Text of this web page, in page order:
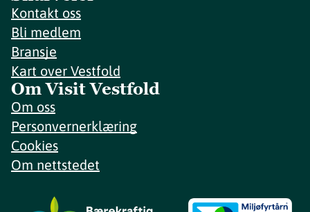
Kontakt oss
Bli medlem
Bransje
Kart over Vestfold
Om Visit Vestfold
Om oss
Personvernerklæring
Cookies
Om nettstedet